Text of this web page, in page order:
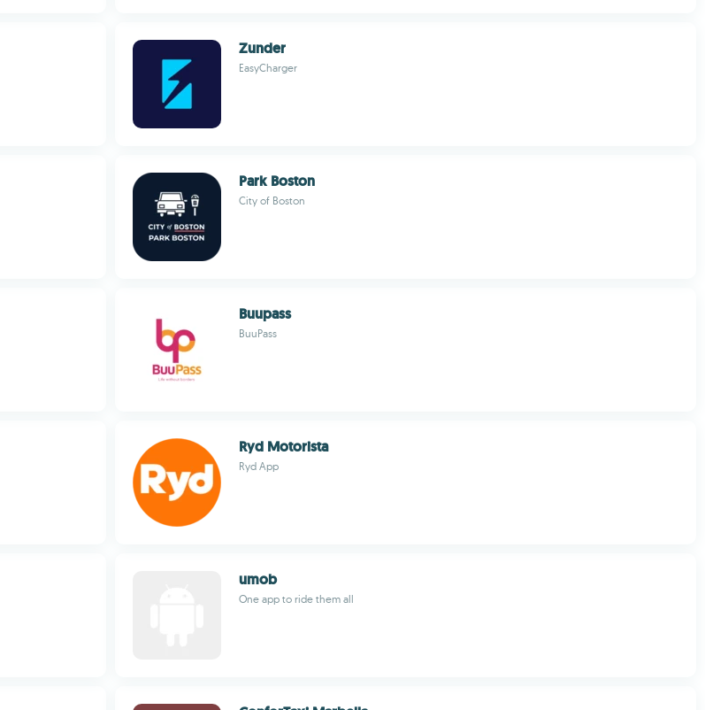
Zunder
EasyCharger
Park Boston
City of Boston
Buupass
BuuPass
Ryd Motorista
Ryd App
umob
One app to ride them all